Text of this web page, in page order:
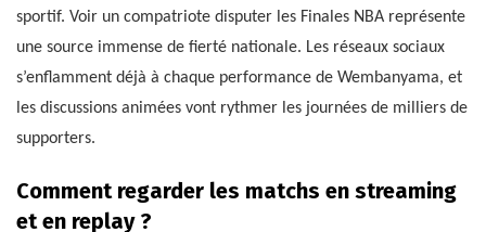
sportif. Voir un compatriote disputer les Finales NBA représente
une source immense de fierté nationale. Les réseaux sociaux
s’enflamment déjà à chaque performance de Wembanyama, et
les discussions animées vont rythmer les journées de milliers de
supporters.
Comment regarder les matchs en streaming
et en replay ?